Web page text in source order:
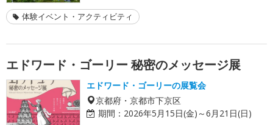
体験イベント・アクティビティ
エドワード・ゴーリー 秘密のメッセージ展
エドワード・ゴーリーの展覧会
京都府・京都市下京区
期間： 2026年5月15日(金)～6月21日(日)